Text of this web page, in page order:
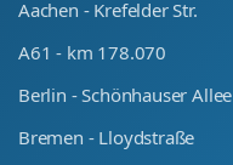
Aachen - Krefelder Str.
A61 - km 178.070
Berlin - Schönhauser Allee
Bremen - Lloydstraße